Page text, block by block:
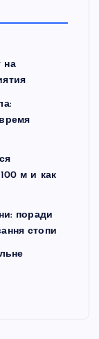
на
м и как
поради
стопи